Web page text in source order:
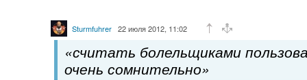
Sturmfuhrer 22 июля 2012, 11:02
«считать болельщиками
очень сомнительно»